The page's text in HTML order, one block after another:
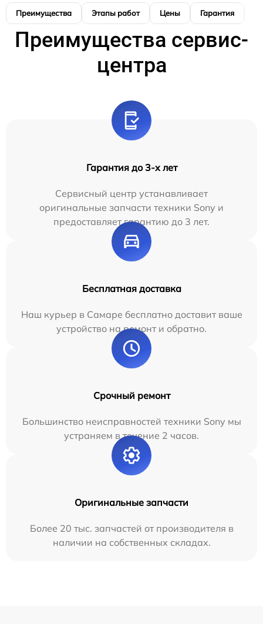
Преимущества Этапы работ Цены Гарантия
Преимущества сервис-
центра
Гарантия до 3-х лет
Сервисный центр устанавливает
оригинальные запчасти техники Sony и
предоставляет гарантию до 3 лет.
Бесплатная доставка
Наш курьер в Самаре бесплатно доставит ваше
устройство на ремонт и обратно.
Срочный ремонт
Большинство неисправностей техники Sony мы
устраняем в течение 2 часов.
Оригинальные запчасти
Более 20 тыс. запчастей от производителя в
наличии на собственных складах.